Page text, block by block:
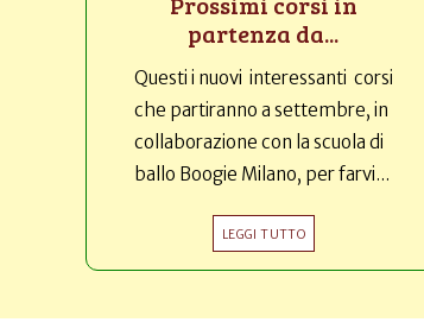
partenza da...
Questi i nuovi interessanti corsi
che partiranno a settembre, in
collaborazione con la scuola di
ballo Boogie Milano, per farvi...
LEGGI TUTTO